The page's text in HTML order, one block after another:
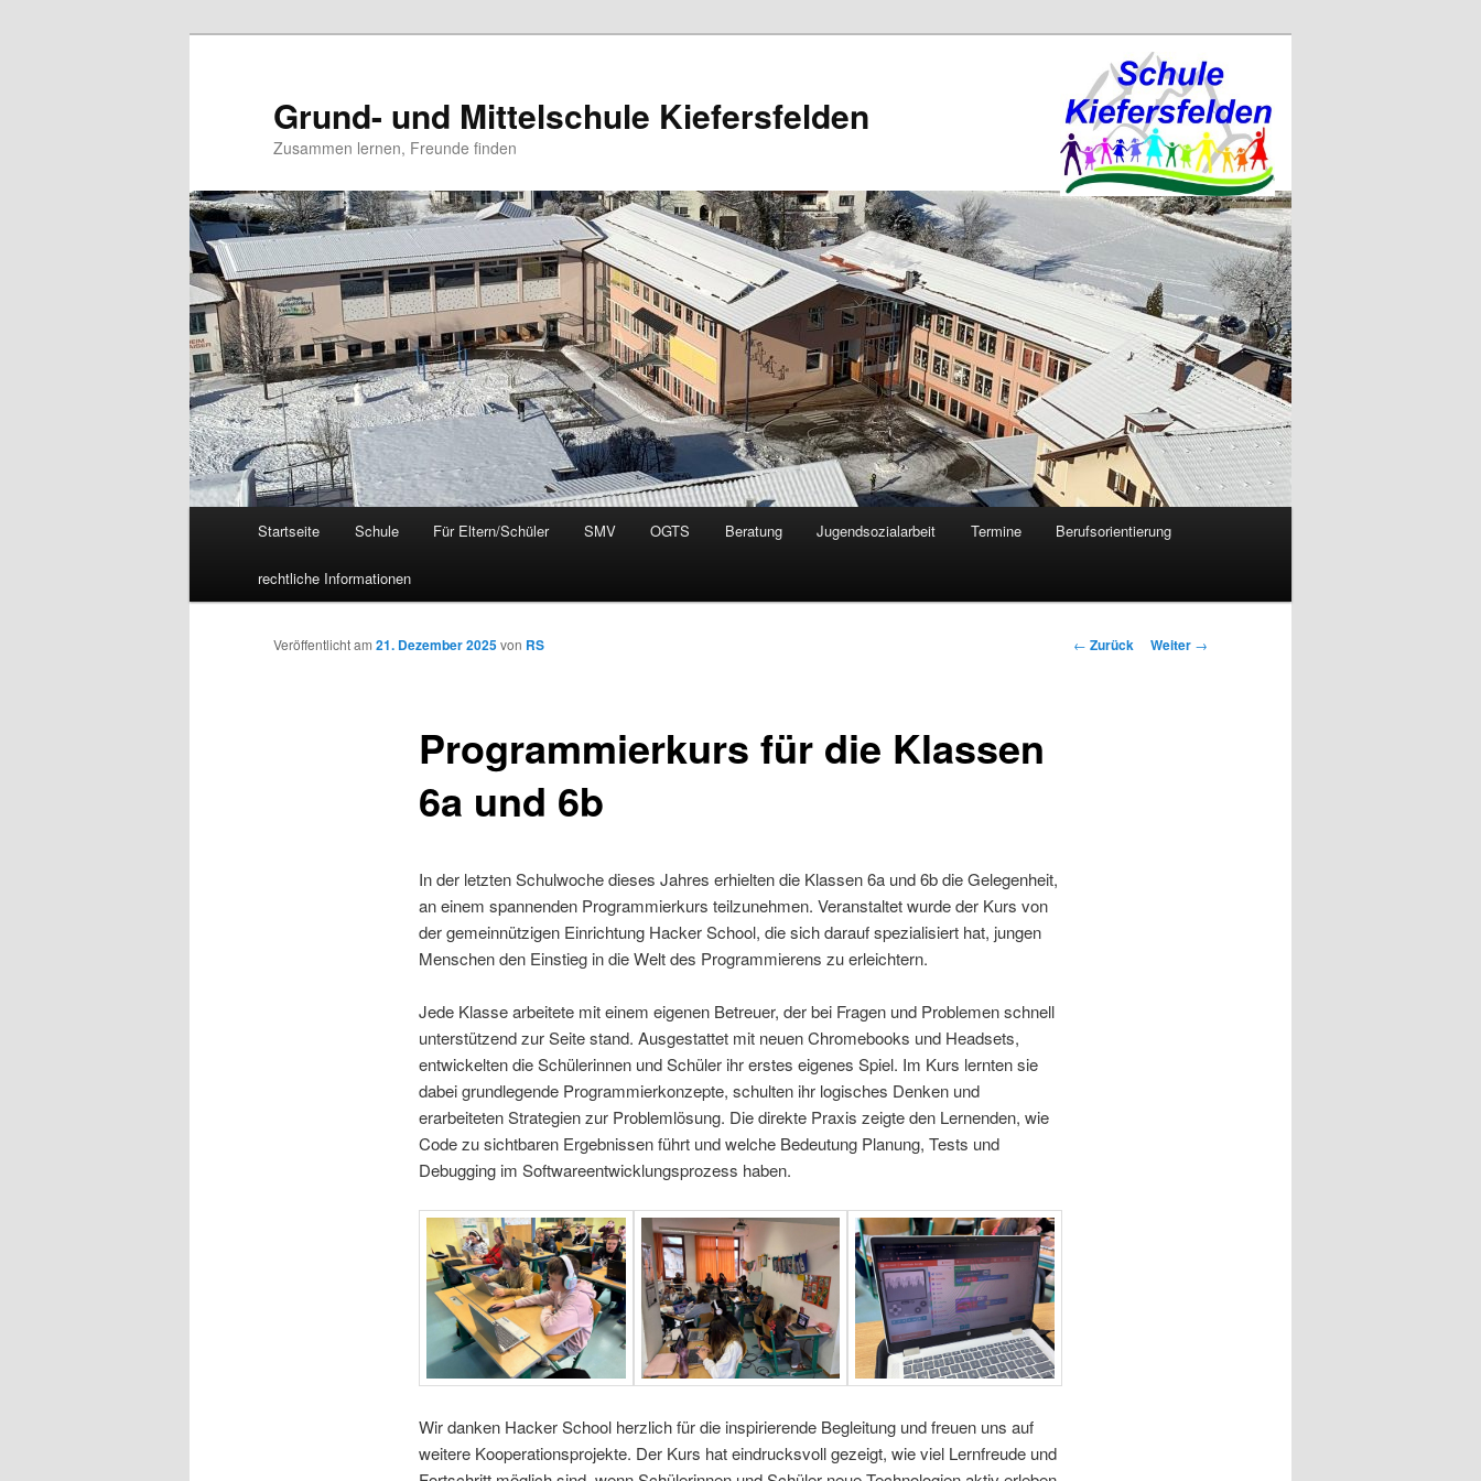
Grund- und Mittelschule Kiefersfelden
Zusammen lernen, Freunde finden
Zum
Inhalt
wechseln
Startseite Schule Für Eltern/Schüler SMV OGTS Beratung Jugendsozialarbeit Termine Berufsorientierung
rechtliche Informationen
Beitrags-
← Zurück Weiter →
Programmierkurs für die Klassen
6a und 6b
Veröffentlicht am 21. Dezember 2025von RS
In der letzten Schulwoche dieses Jahres erhielten die Klassen 6a und 6b die Gelegenheit,
an einem spannenden Programmierkurs teilzunehmen. Veranstaltet wurde der Kurs von
der gemeinnützigen Einrichtung Hacker School, die sich darauf spezialisiert hat, jungen
Menschen den Einstieg in die Welt des Programmierens zu erleichtern.
Jede Klasse arbeitete mit einem eigenen Betreuer, der bei Fragen und Problemen schnell
unterstützend zur Seite stand. Ausgestattet mit neuen Chromebooks und Headsets,
entwickelten die Schülerinnen und Schüler ihr erstes eigenes Spiel. Im Kurs lernten sie
dabei grundlegende Programmierkonzepte, schulten ihr logisches Denken und
erarbeiteten Strategien zur Problemlösung. Die direkte Praxis zeigte den Lernenden, wie
Code zu sichtbaren Ergebnissen führt und welche Bedeutung Planung, Tests und
Debugging im Softwareentwicklungsprozess haben.
Wir danken Hacker School herzlich für die inspirierende Begleitung und freuen uns auf
weitere Kooperationsprojekte. Der Kurs hat eindrucksvoll gezeigt, wie viel Lernfreude und